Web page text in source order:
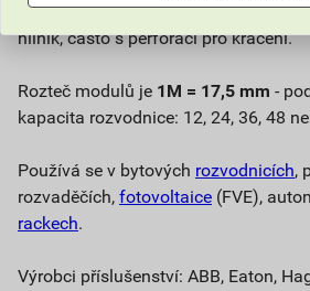
Existuje i TH15 a G32. Materiál:
hliník, často s perforací pro krácení.
Rozteč modulů je 1M = 17,5 mm -
kapacita rozvodnice: 12, 24, 36, 48
Používá se v bytových rozvodnicích,
rozvaděčích, fotovoltaice (FVE),
rackech.
Výrobci příslušenství: ABB, Eaton,